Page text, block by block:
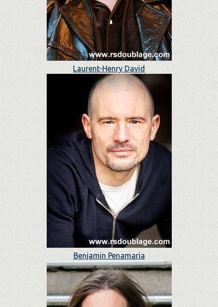
Laurent-Henry David
Benjamin Penamaria